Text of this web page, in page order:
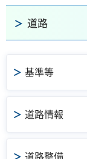
道路
基準等
道路情報
道路整備